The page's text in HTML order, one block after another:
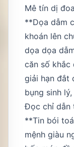
Mê tín dị
**Dọa dẫm
khoán lên
dọa dọa
căn số khắc
giải hạn đắt
bụng sinh
Đọc chỉ dẫn
**Tin bói
mệnh giàu